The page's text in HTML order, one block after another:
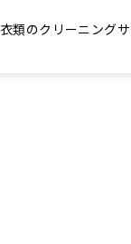
衣類のクリーニング